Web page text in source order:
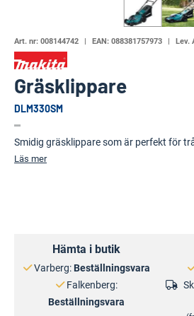
Art. nr: 008144742 EAN: 088381757973 Lev.
Gräsklippare
DLM330SM
Smidig gräsklippare som är perfekt för
Läs mer
Hämta i butik
Varberg: Beställningsvara
Falkenberg:
Beställningsvara